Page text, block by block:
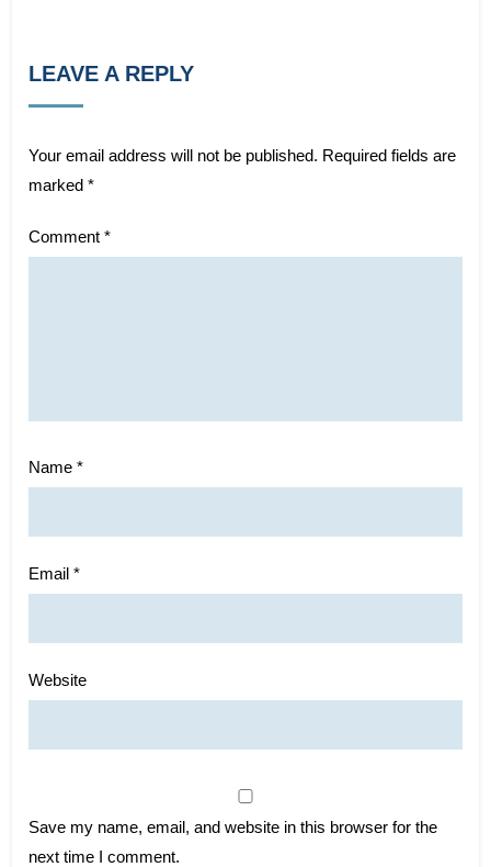
LEAVE A REPLY
Your email address will not be published. Required fields are
marked*
Comment*
Name*
Email*
Website
Save my name, email, and website in this browser for the
next time I comment.